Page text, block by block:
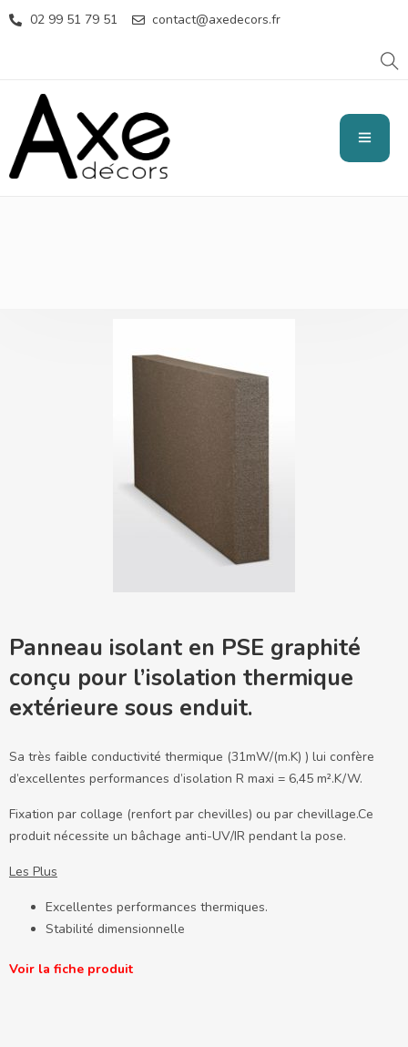
02 99 51 79 51 contact@axedecors.fr
ISOLANT GRIS
Panneau isolant en PSE graphité
conçu pour l’isolation thermique
extérieure sous enduit.
Sa très faible conductivité thermique (31mW/(m.K) ) lui confère
d’excellentes performances d’isolation R maxi = 6,45 m².K/W.
Fixation par collage (renfort par chevilles) ou par chevillage.Ce
produit nécessite un bâchage anti-UV/IR pendant la pose.
Les Plus
Excellentes performances thermiques.
Stabilité dimensionnelle
Voir la fiche produit